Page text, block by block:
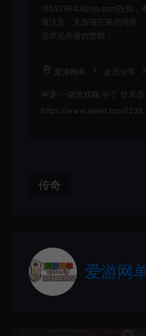
185529643@qq.com告知，
请注意：无所谓完美的内容
追求完美请勿赞助！
爱游网单 会员分享
神宠 一键游戏端 补丁 登录
https://www.aywd.top/
传奇
爱游网